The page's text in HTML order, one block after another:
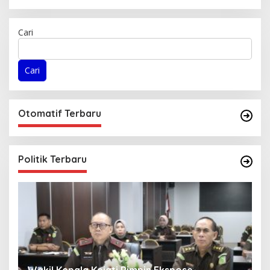
Cari
Cari
Otomatif Terbaru
Politik Terbaru